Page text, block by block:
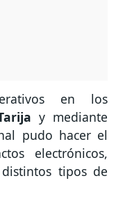
en los
y mediante
pudo hacer el
electrónicos,
tipos de